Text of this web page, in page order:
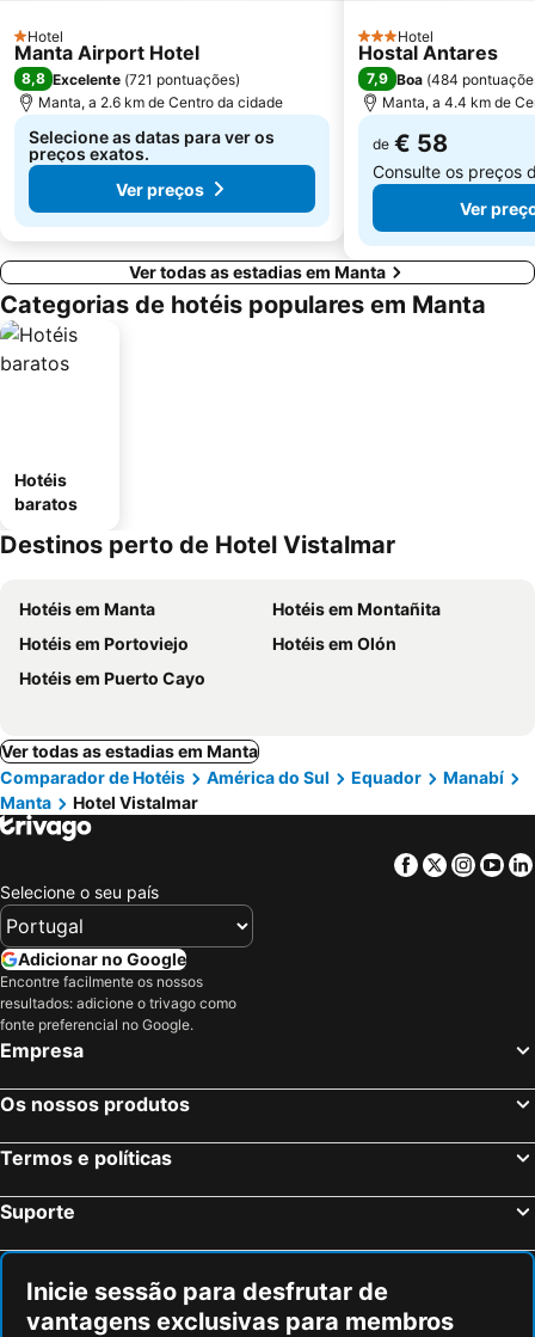
1 Estrelas
Hotel
Manta Airport Hotel
8,8 Excelente (721 pontuações)
Manta, a 2.6 km de Centro da cidade
Selecione as datas para ver os
preços exatos.
Ver preços
3 Estrelas
Hotel
Hostal Antares
7,9 Boa (484
Manta, a 4.4 km de
de € 58
Consulte os preços
Ver
Ver todas as estadias em Manta
Categorias de hotéis populares em Manta
Hotéis
baratos
Destinos perto de Hotel Vistalmar
Hotéis em Manta
Hotéis em Montañita
Hotéis em Portoviejo
Hotéis em Olón
Hotéis em Puerto Cayo
Ver todas as estadias em Manta
Comparador de Hotéis
América do Sul Equador
Manabí
Manta
Hotel Vistalmar
Facebook
Twitter
Selecione o seu país
Adicionar no Google
Encontre facilmente os nossos
resultados: adicione o trivago como
fonte preferencial no Google.
Empresa
Os nossos produtos
Termos e políticas
Suporte
Inicie sessão para desfrutar de
vantagens exclusivas para membros